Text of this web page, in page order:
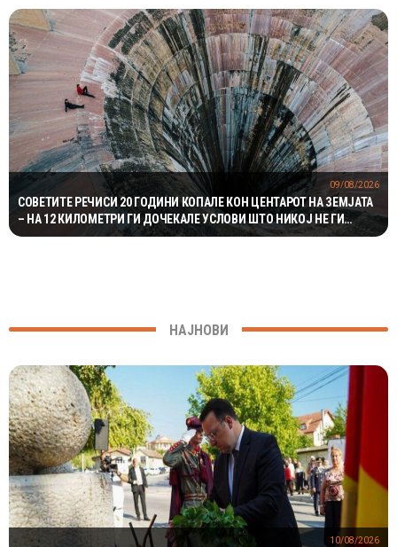
СОВЕТИТЕ РЕЧИСИ 20 ГОДИНИ КОПАЛЕ КОН ЦЕНТАРОТ НА ЗЕМЈАТА
– НА 12 КИЛОМЕТРИ ГИ ДОЧЕКАЛЕ УСЛОВИ ШТО НИКОЈ НЕ ГИ
ОЧЕКУВАЛ
09/08/2026
НАЈНОВИ
10/08/2026